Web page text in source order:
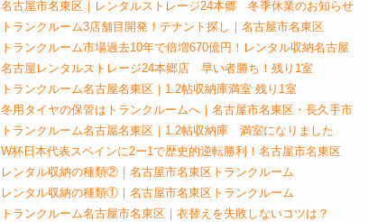
名古屋市名東区｜レンタルストレージ24本郷 冬季休業のお知らせ
トランクルーム3店舗目開発！テナント探し｜名古屋市名東区
トランクルーム市場過去10年で倍増670億円！レンタル収納名古屋
名古屋レンタルストレージ24本郷店 早い者勝ち！残り1室
トランクルーム名古屋名東区｜1.2帖収納庫満室 残り1室
冬用タイヤの保管はトランクルームへ｜名古屋市名東区・長久手市
トランクルーム名古屋名東区｜1.2帖収納庫 満室になりました
W杯日本代表スペインに2ー1で歴史的逆転勝利！名古屋市名東区
レンタル収納の種類②｜名古屋市名東区トランクルーム
レンタル収納の種類①｜名古屋市名東区トランクルーム
トランクルーム名古屋市名東区｜衣替えを失敗しないコツは？